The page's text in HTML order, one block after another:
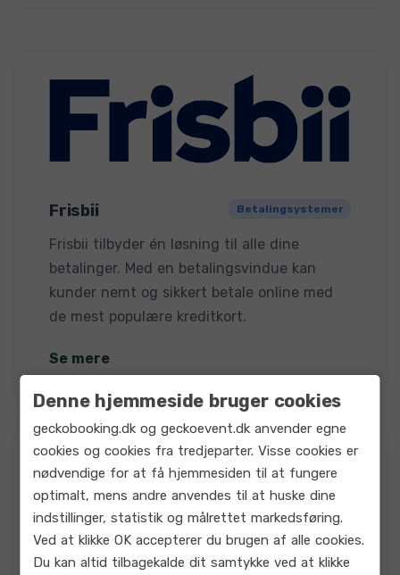
Denne hjemmeside bruger cookies
geckobooking.dk og geckoevent.dk anvender egne
cookies og cookies fra tredjeparter. Visse cookies er
nødvendige for at få hjemmesiden til at fungere
optimalt, mens andre anvendes til at huske dine
indstillinger, statistik og målrettet markedsføring.
Ved at klikke OK accepterer du brugen af alle cookies.
Du kan altid tilbagekalde dit samtykke ved at klikke
Frisbii Betalingsystemer
Frisbii tilbyder én løsning til alle dine
betalinger. Med en betalingsvindue kan
kunder nemt og sikkert betale online med
de mest populære kreditkort.
Se mere